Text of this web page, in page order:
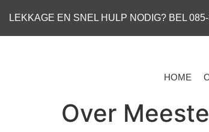
LEKKAGE EN SNEL HULP NODIG? BEL
HOME
Over